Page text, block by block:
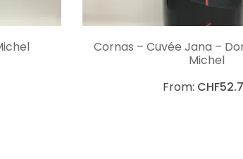
CHOIX DES
Cornas – Cuvée Jana –
Michel
From: CHF